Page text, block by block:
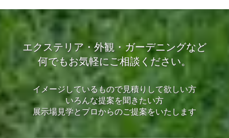
エクステリア・外観・ガーデニングなど
何でもお気軽にご相談ください。
イメージしているもので見積りして欲しい方
いろんな提案を聞きたい方
展示場見学とプロからのご提案をいたします